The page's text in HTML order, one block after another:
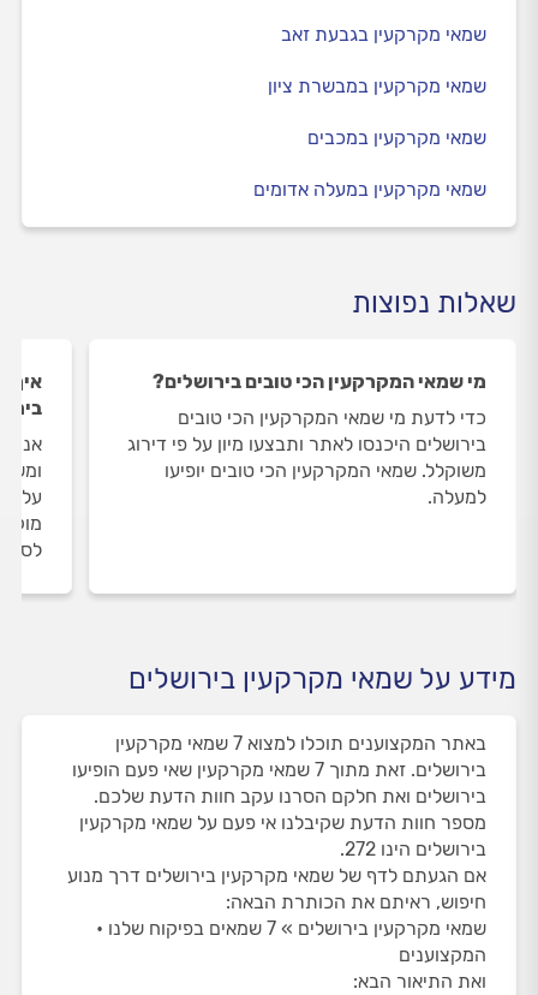
שמאי מקרקעין בגבעת זאב
שמאי מקרקעין במבשרת ציון
שמאי מקרקעין במכבים
שמאי מקרקעין במעלה אדומים
שאלות נפוצות
מי שמאי המקרקעין הכי טובים בירושלים?
כדי לדעת מי שמאי המקרקעין הכי טובים
בירושלים היכנסו לאתר ותבצעו מיון על פי דירוג
משוקלל. שמאי המקרקעין הכי טובים יופיעו
למעלה.
איך
על
מידע על שמאי מקרקעין בירושלים
באתר המקצוענים תוכלו למצוא 7 שמאי מקרקעין
בירושלים. זאת מתוך 7 שמאי מקרקעין שאי פעם הופיעו
בירושלים ואת חלקם הסרנו עקב חוות הדעת שלכם.
מספר חוות הדעת שקיבלנו אי פעם על שמאי מקרקעין
בירושלים הינו 272.
אם הגעתם לדף של שמאי מקרקעין בירושלים דרך מנוע
חיפוש, ראיתם את הכותרת הבאה:
שמאי מקרקעין בירושלים » 7 שמאים בפיקוח שלנו •
המקצוענים
ואת התיאור הבא: